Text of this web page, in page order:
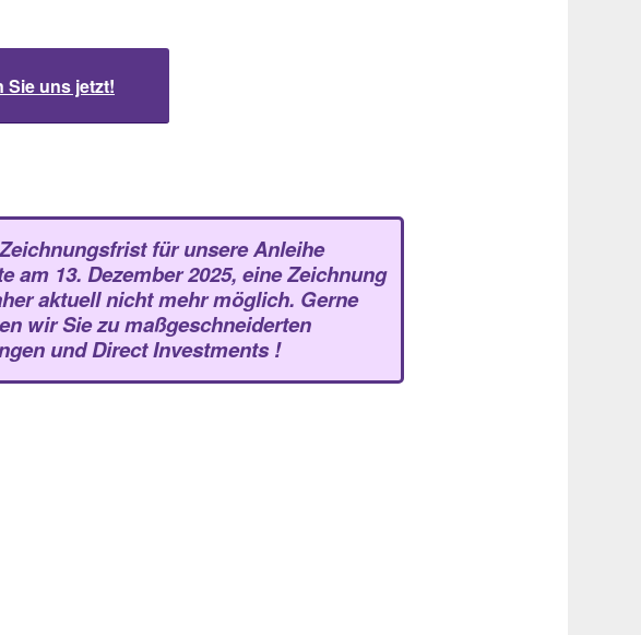
Sie uns jetzt!
für unsere Anleihe
am 13. Dezember 2025, eine Zeichnung
aktuell nicht mehr möglich. Gerne
wir Sie zu maßgeschneiderten
und Direct Investments !